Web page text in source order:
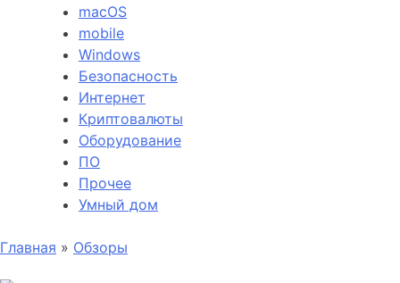
macOS
mobile
Windows
Безопасность
Интернет
Криптовалюты
Оборудование
ПО
Прочее
Умный дом
Главная » Обзоры